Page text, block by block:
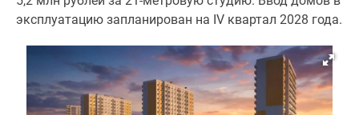
более
Готовые
новостройки
комнатные
эксплуатацию запланирован на IV квартал 2028 года.